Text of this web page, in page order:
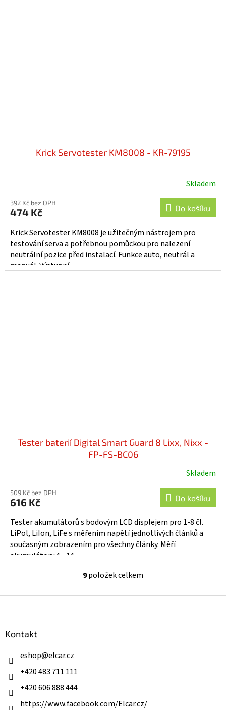
Krick Servotester KM8008 - KR-79195
Skladem
392 Kč bez DPH
474 Kč Do košíku
Krick Servotester KM8008 je užitečným nástrojem pro
testování serva a potřebnou pomůckou pro nalezení
neutrální pozice před instalací. Funkce auto, neutrál a
manuál. Výstupní...
Tester baterií Digital Smart Guard 8 Lixx, Nixx -
FP-FS-BC06
Skladem
509 Kč bez DPH
616 Kč Do košíku
Tester akumulátorů s bodovým LCD displejem pro 1-8 čl.
LiPol, LiIon, LiFe s měřením napětí jednotlivých článků a
současným zobrazením pro všechny články. Měří
akumulátory 4 - 14...
O
l
v
9položek celkem
Kontakt
eshop@elcar.cz
+420 483 711 111
+420 606 888 444
https://www.facebook.com/Elcar.cz/